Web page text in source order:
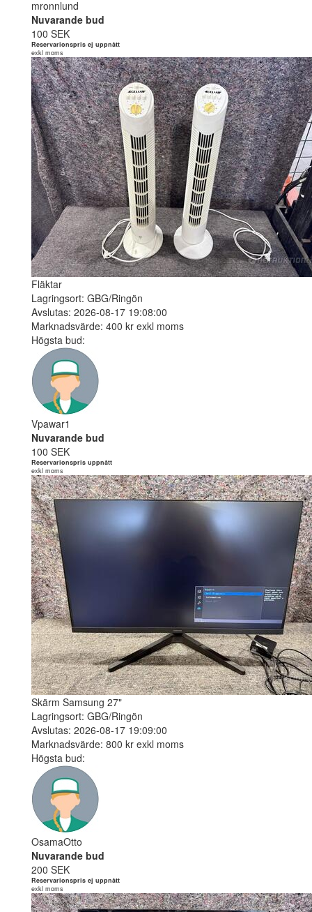
mronnlund
Nuvarande bud
100 SEK
Reservarionspris ej uppnått
exkl moms
Fläktar
Lagringsort: GBG/Ringön
Avslutas: 2026-08-17 19:08:00
Marknadsvärde: 400 kr exkl moms
Högsta bud:
Vpawar1
Nuvarande bud
100 SEK
Reservarionspris uppnått
exkl moms
Skärm Samsung 27"
Lagringsort: GBG/Ringön
Avslutas: 2026-08-17 19:09:00
Marknadsvärde: 800 kr exkl moms
Högsta bud:
OsamaOtto
Nuvarande bud
200 SEK
Reservarionspris ej uppnått
exkl moms